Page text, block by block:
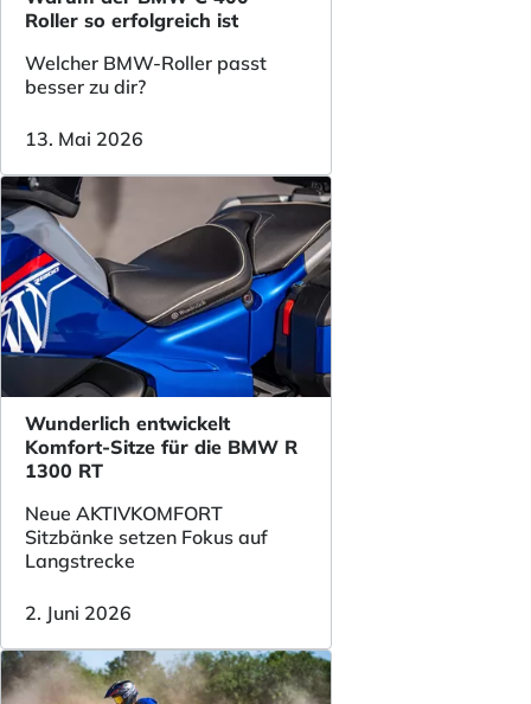
Roller so erfolgreich ist
Welcher BMW-Roller passt
besser zu dir?
13. Mai 2026
Wunderlich entwickelt
Komfort-Sitze für die BMW R
1300 RT
Neue AKTIVKOMFORT
Sitzbänke setzen Fokus auf
Langstrecke
2. Juni 2026